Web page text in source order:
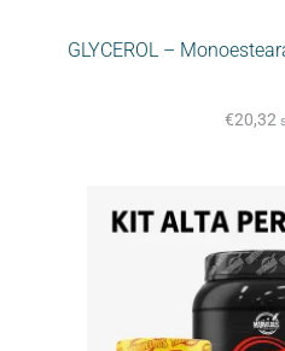
GLYCEROL –
€20,32